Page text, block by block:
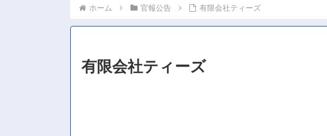
ホーム 官報公告 有限会社ティーズ
有限会社ティーズ